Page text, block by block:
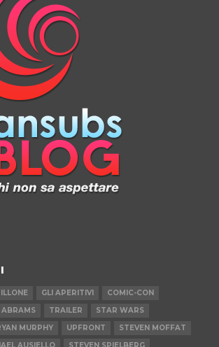
GLI APERITIVI
COMIC-CON
ABRAMS TRAILER
STAR WARS
MURPHY UPFRONT
STEVEN MOFFAT
AUSIELLO
STEVEN SPIELBERG